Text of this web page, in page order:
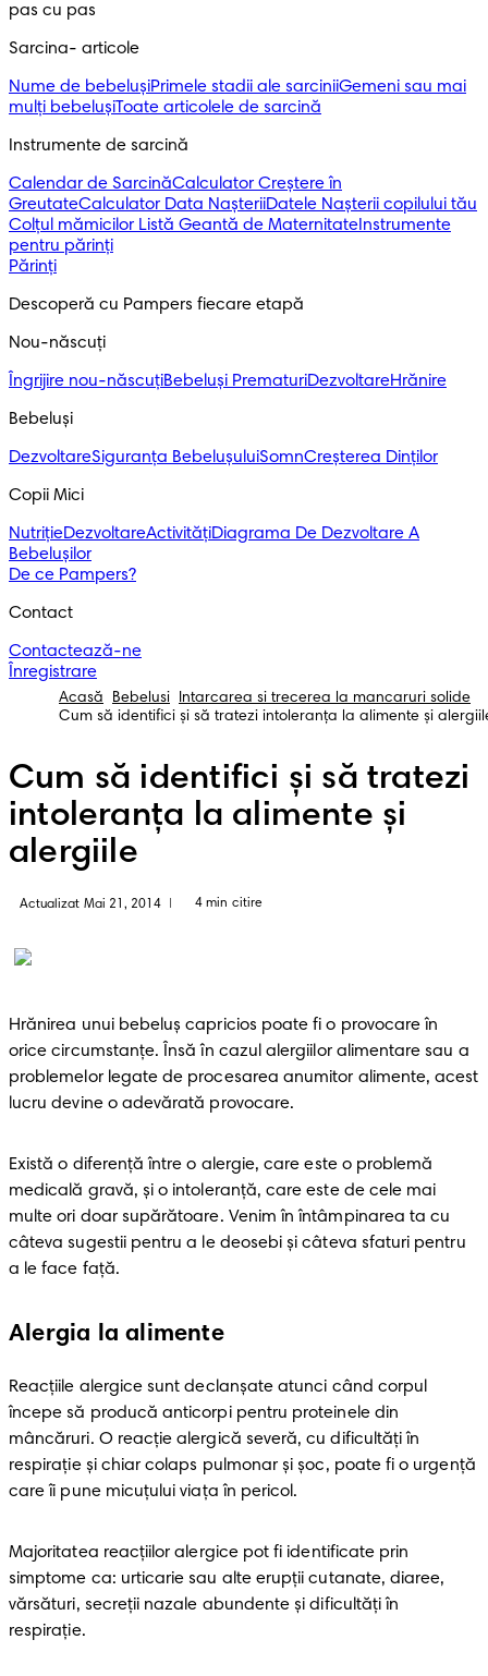
pas cu pas
Sarcina- articole
Nume de bebelușiPrimele stadii ale sarciniiGemeni sau mai
mulți bebelușiToate articolele de sarcină
Instrumente de sarcină
Calendar de SarcinăCalculator Creștere în
GreutateCalculator Data NașteriiDatele Nașterii copilului tău
Colțul mămicilor Listă Geantă de Maternitate Instrumente
pentru părinți
Părinți
Descoperă cu Pampers fiecare etapă
Nou-născuți
Îngrijire nou-născuțiBebeluși PrematuriDezvoltareHrănire
Bebeluși
DezvoltareSiguranța BebelușuluiSomnCreșterea Dinților
Copii Mici
NutrițieDezvoltareActivitățiDiagrama De Dezvoltare A
Bebelușilor
De ce Pampers?
Contact
Contactează-ne
Înregistrare
Acasă Bebelusi
Intarcarea si trecerea la mancaruri solide
Cum să identifici și să tratezi intoleranța la alimente și
Cum să identifici și să tratezi
intoleranța la alimente și
alergiile
Actualizat Mai 21, 2014 4 min citire
Hrănirea unui bebeluș capricios poate fi o provocare în
orice circumstanțe. Însă în cazul alergiilor alimentare sau a
problemelor legate de procesarea anumitor alimente, acest
lucru devine o adevărată provocare.
Există o diferență între o alergie, care este o problemă
medicală gravă, și o intoleranță, care este de cele mai
multe ori doar supărătoare. Venim în întâmpinarea ta cu
câteva sugestii pentru a le deosebi și câteva sfaturi pentru
a le face față.
Alergia la alimente
Reacțiile alergice sunt declanșate atunci când corpul
începe să producă anticorpi pentru proteinele din
mâncăruri. O reacție alergică severă, cu dificultăți în
respirație și chiar colaps pulmonar și șoc, poate fi o urgență
care îi pune micuțului viața în pericol.
Majoritatea reacțiilor alergice pot fi identificate prin
simptome ca: urticarie sau alte erupții cutanate, diaree,
vărsături, secreții nazale abundente și dificultăți în
respirație.